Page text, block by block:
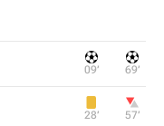
09‎’‎ 69‎’‎
28‎’‎ 57‎’‎